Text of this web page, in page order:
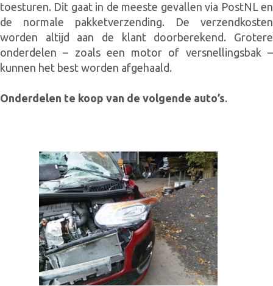
toesturen. Dit gaat in de meeste gevallen via PostNL en
de normale pakketverzending. De verzendkosten
worden altijd aan de klant doorberekend. Grotere
onderdelen – zoals een motor of versnellingsbak –
kunnen het best worden afgehaald.
Onderdelen te koop van de volgende auto’s.